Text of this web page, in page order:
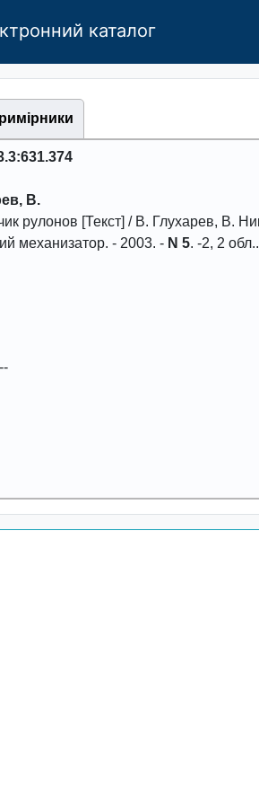
каталог
В.
pулонов [Текст] / В. Глухаpев, В.
механизатоp. - 2003. - N 5. -2, 2 обл..
--